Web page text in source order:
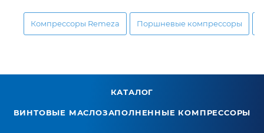
Компрессоры Remeza Поршневые компрессоры
КАТАЛОГ
ВИНТОВЫЕ МАСЛОЗАПОЛНЕННЫЕ КОМПРЕССОРЫ